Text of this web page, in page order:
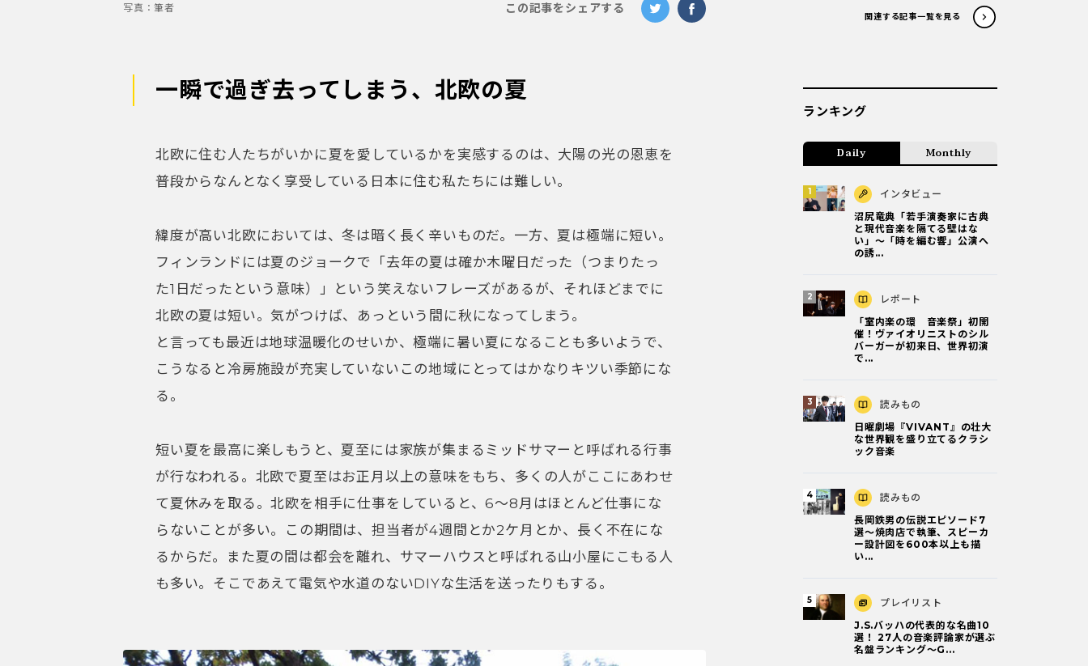
写真：筆者 この記事をシェアする
一瞬で過ぎ去ってしまう、北欧の夏
北欧に住む人たちがいかに夏を愛しているかを実感するのは、大陽の光の恩恵を
普段からなんとなく享受している日本に住む私たちには難しい。
緯度が高い北欧においては、冬は暗く長く辛いものだ。一方、夏は極端に短い。
フィンランドには夏のジョークで「去年の夏は確か木曜日だった（つまりたっ
た1日だったという意味）」という笑えないフレーズがあるが、それほどまでに
北欧の夏は短い。気がつけば、あっという間に秋になってしまう。
と言っても最近は地球温暖化のせいか、極端に暑い夏になることも多いようで、
こうなると冷房施設が充実していないこの地域にとってはかなりキツい季節にな
る。
短い夏を最高に楽しもうと、夏至には家族が集まるミッドサマーと呼ばれる行事
が行なわれる。北欧で夏至はお正月以上の意味をもち、多くの人がここにあわせ
て夏休みを取る。北欧を相手に仕事をしていると、6〜8月はほとんど仕事にな
らないことが多い。この期間は、担当者が4週間とか2ケ月とか、長く不在にな
るからだ。また夏の間は都会を離れ、サマーハウスと呼ばれる山小屋にこもる人
も多い。そこであえて電気や水道のないDIYな生活を送ったりもする。
関連する記事一覧を見る
ランキング
Daily Monthly
インタビュー
沼尻竜典「若手演奏家に古典
と現代音楽を隔てる壁はな
い」～「時を編む響」公演へ
の誘...
レポート
「室内楽の環 音楽祭」初開
催！ヴァイオリニストのシル
バーガーが初来日、世界初演
で...
読みもの
日曜劇場『VIVANT』の壮大
な世界観を盛り立てるクラシ
ック音楽
読みもの
長岡鉄男の伝説エピソード7
選〜焼肉店で執筆、スピーカ
ー設計図を600本以上も描
い...
プレイリスト
J.S.バッハの代表的な名曲10
選！ 27人の音楽評論家が選ぶ
名盤ランキング〜G...